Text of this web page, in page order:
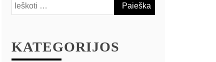
KATEGORIJOS